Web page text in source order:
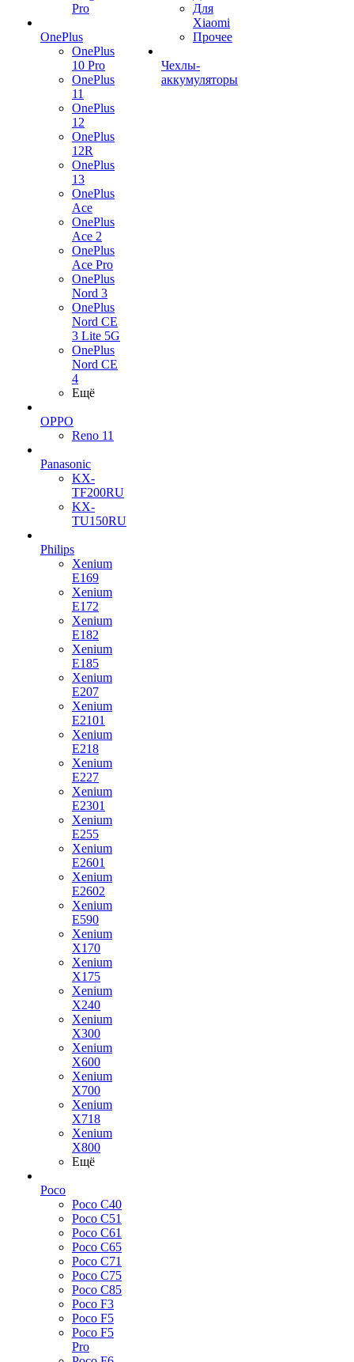
Pro
OnePlus
OnePlus
10 Pro
OnePlus
11
OnePlus
12
OnePlus
12R
OnePlus
13
OnePlus
Ace
OnePlus
Ace 2
OnePlus
Ace Pro
OnePlus
Nord 3
OnePlus
Nord CE
3 Lite 5G
OnePlus
Nord CE
4
Ещё
OPPO
Reno 11
Panasonic
KX-
TF200RU
KX-
TU150RU
Philips
Xenium
E169
Xenium
E172
Xenium
E182
Xenium
E185
Xenium
E207
Xenium
E2101
Xenium
E218
Xenium
E227
Xenium
E2301
Xenium
E255
Xenium
E2601
Xenium
E2602
Xenium
E590
Xenium
X170
Xenium
X175
Xenium
X240
Xenium
X300
Xenium
X600
Xenium
X700
Xenium
X718
Xenium
X800
Ещё
Poco
Poco C40
Poco C51
Poco C61
Poco C65
Poco C71
Poco C75
Poco C85
Poco F3
Poco F5
Poco F5
Pro
Для
Xiaomi
Прочее
Чехлы-
аккумуляторы